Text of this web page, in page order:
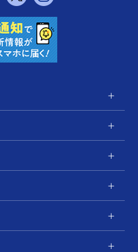
学入学共通テスト利用選抜
方へ
学部履修」
グラム「FLP」